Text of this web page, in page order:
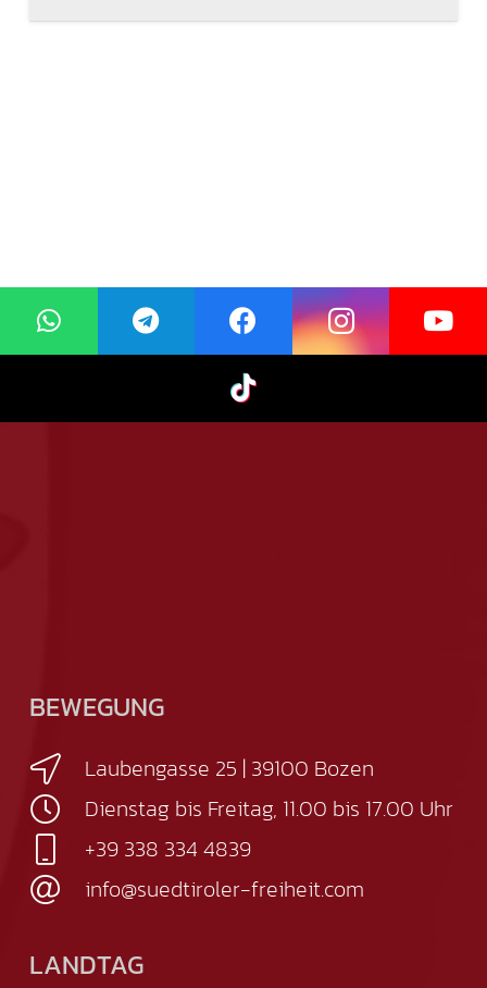
BEWEGUNG
Laubengasse 25 | 39100 Bozen
Dienstag bis Freitag, 11.00 bis 17.00 Uhr
+39 338 334 4839
info@suedtiroler-freiheit.com
LANDTAG